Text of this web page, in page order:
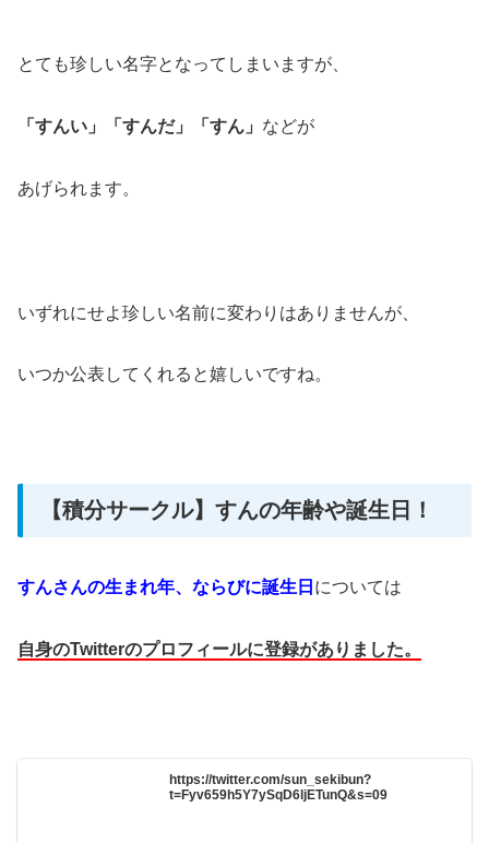
とても珍しい名字となってしまいますが、
「すんい」「すんだ」「すん」 などが
あげられます。
いずれにせよ珍しい名前に変わりはありませんが、
いつか公表してくれると嬉しいですね。
【積分サークル】すんの年齢や誕生日！
すんさんの生まれ年、ならびに誕生日 については
自身のTwitterのプロフィールに登録がありました。
https://twitter.com/sun_sekibun?
t=Fyv659h5Y7ySqD6ljETunQ&s=09